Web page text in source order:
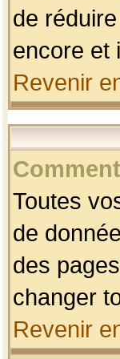
de
encore et
Revenir
Toutes
de
des
changer
Revenir